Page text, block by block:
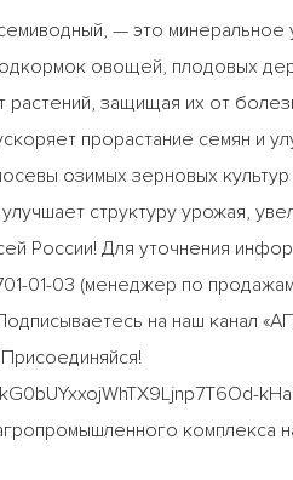
— это
овощей, плодовых
растений, защищая их от
прорастание семян и
озимых зерновых
структуру урожая,
России! Для уточнения
01-03 (менеджер по
на наш канал
комплекса